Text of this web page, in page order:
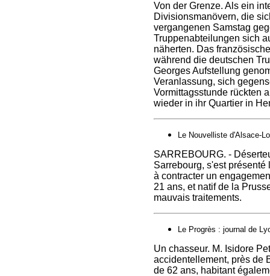
Von der Grenze. Als ein
Divisionsmanövern, die
vergangenen Samstag
Truppenabteilungen sich
näherten. Das
während die deutschen
Georges Aufstellung
Veranlassung, sich
Vormittagsstunde rückten
wieder in ihr Quartier in
Le Nouvelliste d'Alsace-
SARREBOURG. -
Sarrebourg, s'est
à contracter un
21 ans, et natif de la
mauvais traitements.
Le Progrès : journal de
Un chasseur. M. Isidore
accidentellement, près de
de 62 ans, habitant